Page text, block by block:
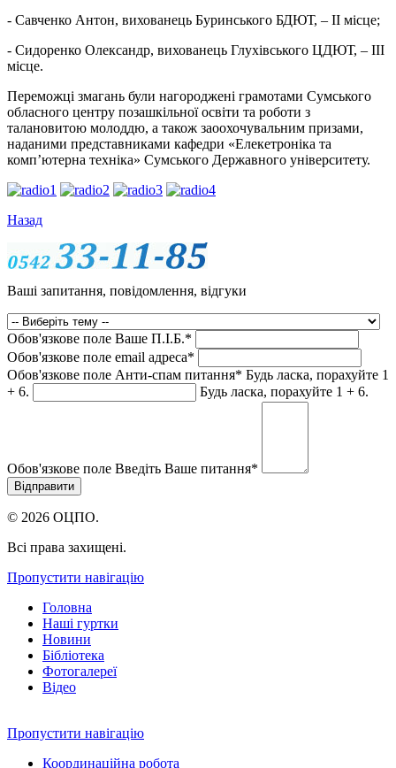
- Савченко Антон, вихованець Буринського БДЮТ, – ІІ місце;
- Сидоренко Олександр, вихованець Глухівського ЦДЮТ, – ІІІ
місце.
Переможці змагань були нагороджені грамотами Сумського
обласного центру позашкільної освіти та роботи з
талановитою молоддю, а також заоохочувальним призами,
наданими представниками кафедри «Елекетроніка та
комп’ютерна техніка» Сумського Державного університету.
Назад
Ваші запитання, повідомлення, відгуки
Обов'язкове поле Ваше П.I.Б.*
Обов'язкове поле email адреса*
Обов'язкове поле Анти-спам питання* Будь ласка, порахуйте 1
+ 6.
Будь ласка, порахуйте 1 + 6.
Обов'язкове поле Введіть Ваше питання*
© 2026 ОЦПО.
Всі права захищені.
Пропустити навігацію
Головна
Наші гуртки
Новини
Бібліотека
Фотогалереї
Відео
Пропустити навігацію
Координаційна робота